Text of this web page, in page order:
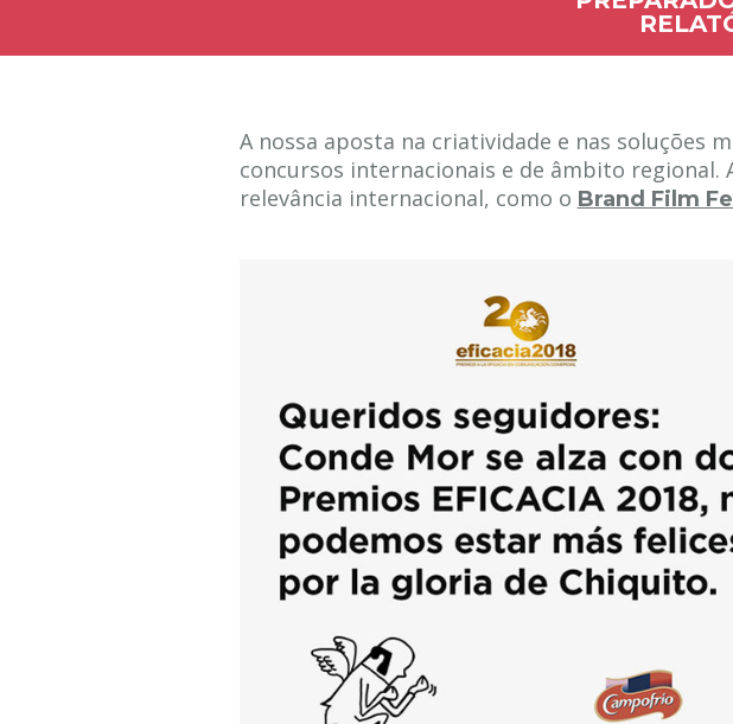
A nossa aposta na criatividade e nas soluções
concursos internacionais e de âmbito regional.
relevância internacional, como o Brand Film